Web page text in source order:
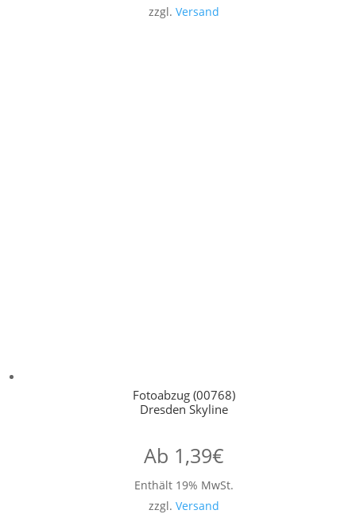
zzgl. Versand
Fotoabzug (00768)
Dresden Skyline
Ab 1,39€
Enthält 19% MwSt.
zzgl. Versand